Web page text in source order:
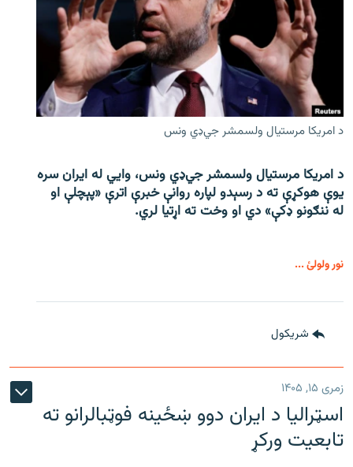
د امریکا مرستیال ولسمشر جي‌ډي ونس
د امریکا مرستیال ولسمشر جي‌ډي ونس، وايي له ایران سره
یوې هوکړې ته د رسېدو لپاره روانې خبرې اترې «پېچلې او
له ننګونو ډکې» دي او وخت ته اړتیا لري.
نور ولولئ ...
شريکول
زمری ۱۵, ۱۴۰۵
اسټرالیا د ایران دوو ښځینه فوټبالرانو ته
تابعیت ورکړ